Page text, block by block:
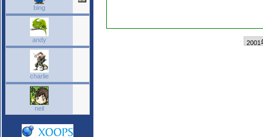
bing
andy
charlie
neil